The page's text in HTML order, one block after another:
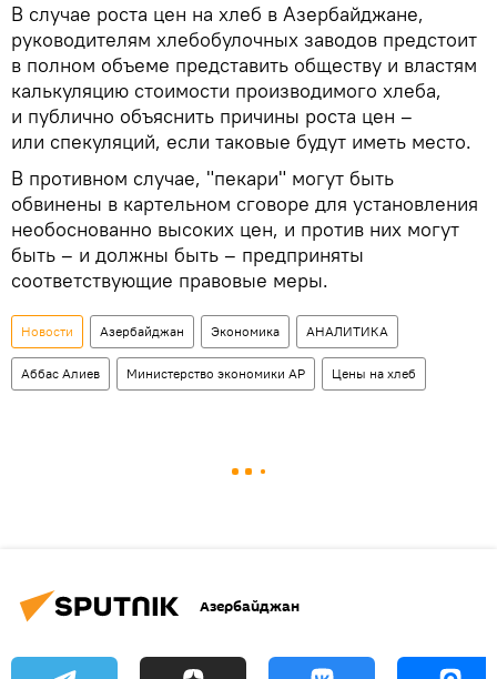
В случае роста цен на хлеб в Азербайджане,
руководителям хлебобулочных заводов предстоит
в полном объеме представить обществу и властям
калькуляцию стоимости производимого хлеба,
и публично объяснить причины роста цен –
или спекуляций, если таковые будут иметь место.
В противном случае, "пекари" могут быть
обвинены в картельном сговоре для установления
необоснованно высоких цен, и против них могут
быть – и должны быть – предприняты
соответствующие правовые меры.
Новости Азербайджан Экономика АНАЛИТИКА
Аббас Алиев Министерство экономики АР Цены на хлеб
Азербайджан